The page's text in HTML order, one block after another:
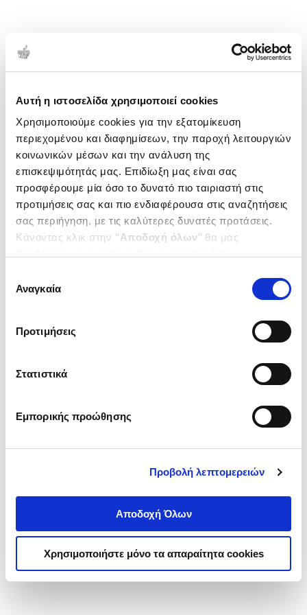
Αυτή η ιστοσελίδα χρησιμοποιεί cookies
Χρησιμοποιούμε cookies για την εξατομίκευση
περιεχομένου και διαφημίσεων, την παροχή λειτουργιών
κοινωνικών μέσων και την ανάλυση της
επισκεψιμότητάς μας. Επιδίωξη μας είναι σας
προσφέρουμε μία όσο το δυνατό πιο ταιριαστή στις
προτιμήσεις σας και πιο ενδιαφέρουσα στις αναζητήσεις
σας περιήγηση, με τις καλύτερες δυνατές προτάσεις.
Κάνοντας κλικ στην ‘’Αποδοχή όλων’’ θα μας
ενδιαφέρουν και να επιλέξετε από τα παρακάτω με την
΄΄και να ενημερωθείτε σχετικά με
συγκατάθεσης
Αναγκαία
Προτιμήσεις
Στατιστικά
Εμπορικής προώθησης
Προβολή λεπτομερειών
Αποδοχή Όλων
Χρησιμοποιήστε μόνο τα απαραίτητα cookies